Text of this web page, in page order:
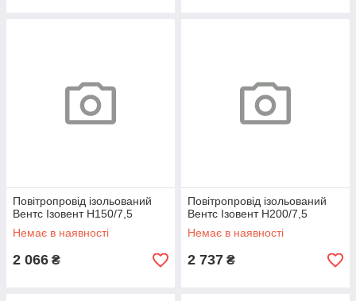
Повітропровід ізольований
Вентс Ізовент Н150/7,5
Немає в наявності
2 066 ₴
Повітропровід ізольований
Вентс Ізовент Н200/7,5
Немає в наявності
2 737 ₴